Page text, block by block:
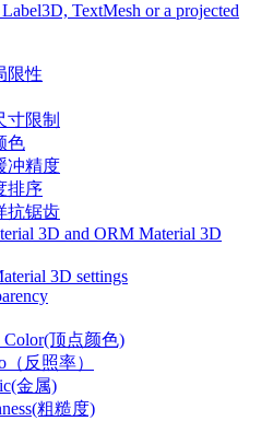
TextMesh or a projected
限性
寸限制
色
冲精度
排序
抗锯齿
3D and ORM Material 3D
3D settings
Color(顶点颜色)
（反照率）
金属)
粗糙度)